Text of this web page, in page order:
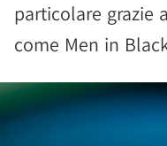
particolare grazie
come Men in